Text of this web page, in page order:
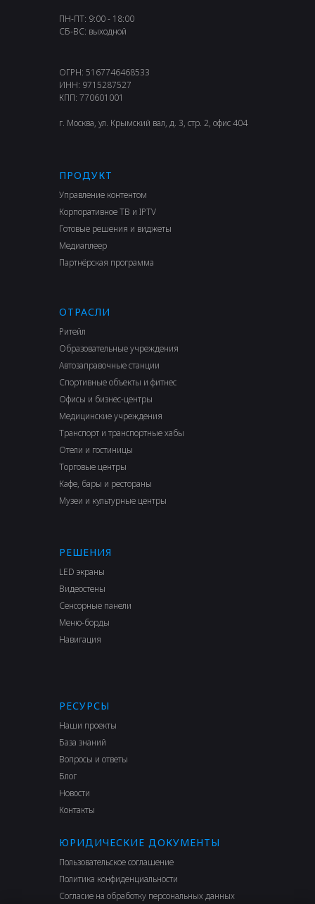
ОГРН: 5167746468533
ИНН: 9715287527
КПП: 770601001
г. Москва, ул. Крымский вал, д. 3, стр. 2, офис 404
ПН-ПТ: 9:00 - 18:00
СБ-ВС: выходной
ПРОДУКТ
Управление контентом
Корпоративное ТВ и IPTV
Готовые решения и виджеты
Медиаплеер
Партнёрская программа
ОТРАСЛИ
Ритейл
Образовательные учреждения
Автозаправочные станции
Спортивные объекты и фитнес
Офисы и бизнес-центры
Медицинские учреждения
Транспорт и транспортные хабы
Отели и гостиницы
Торговые центры
Кафе, бары и рестораны
Музеи и культурные центры
ЮРИДИЧЕСКИЕ ДОКУМЕНТЫ
Пользовательское соглашение
Политика конфиденциальности
Согласие на обработку персональных данных
РЕШЕНИЯ
LED экраны
Видеостены
Сенсорные панели
Меню-борды
Навигация
РЕСУРСЫ
Наши проекты
База знаний
Вопросы и ответы
Блог
Новости
Контакты